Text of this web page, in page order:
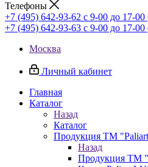
Телефоны
+7 (495) 642-93-62 c 9-00 до 17-
+7 (495) 642-93-63 c 9-00 до 17-
Москва
Личный кабинет
Главная
Каталог
Назад
Каталог
Продукция ТМ
Назад
Продукция ТМ